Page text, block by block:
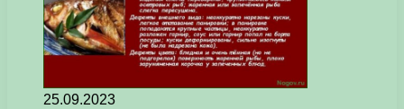
25.09.2023